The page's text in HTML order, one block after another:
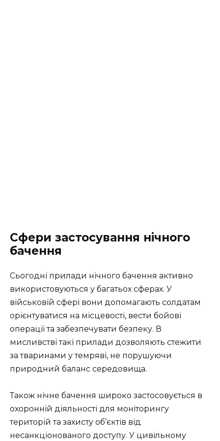
Сфери застосування нічного
бачення
Сьогодні прилади нічного бачення активно
використовуються у багатьох сферах. У
військовій сфері вони допомагають солдатам
орієнтуватися на місцевості, вести бойові
операції та забезпечувати безпеку. В
мисливстві такі прилади дозволяють стежити
за тваринами у темряві, не порушуючи
природний баланс середовища.
Також нічне бачення широко застосовується в
охоронній діяльності для моніторингу
територій та захисту об’єктів від
несанкціонованого доступу. У цивільному